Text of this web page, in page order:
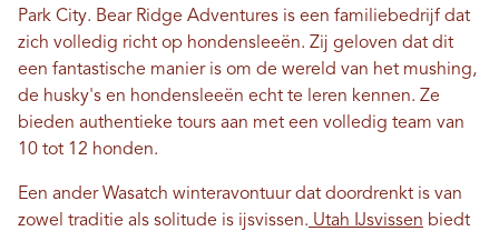
Park City. Bear Ridge Adventures is een familiebedrijf dat
zich volledig richt op hondensleeën. Zij geloven dat dit
een fantastische manier is om de wereld van het mushing,
de husky's en hondensleeën echt te leren kennen. Ze
bieden authentieke tours aan met een volledig team van
10 tot 12 honden.
Een ander Wasatch winteravontuur dat doordrenkt is van
zowel traditie als solitude is ijsvissen. Utah IJsvissen biedt